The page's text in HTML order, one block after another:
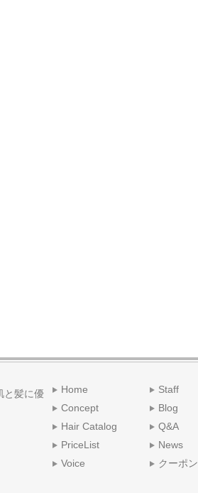
と髪に優
Home
Concept
Hair Catalog
PriceList
Voice
Staff
Blog
Q&A
News
クーポン